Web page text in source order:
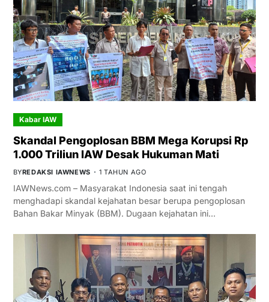
Kabar IAW
Skandal Pengoplosan BBM Mega Korupsi Rp
1.000 Triliun IAW Desak Hukuman Mati
BYREDAKSI IAWNEWS 1 TAHUN AGO
IAWNews.com – Masyarakat Indonesia saat ini tengah
menghadapi skandal kejahatan besar berupa pengoplosan
Bahan Bakar Minyak (BBM). Dugaan kejahatan ini…